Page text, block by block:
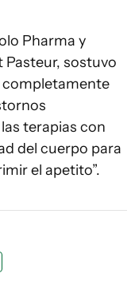
Pharma y
sostuvo
completamente
terapias con
del cuerpo para
el apetito”.